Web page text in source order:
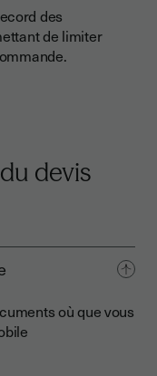
des
de limiter
devis
où que vous